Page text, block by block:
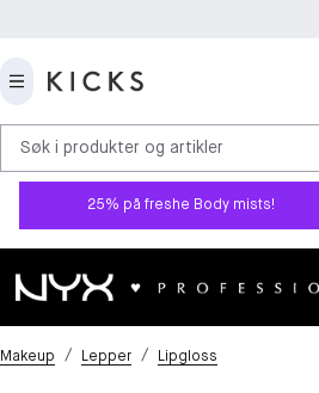
Søk i produkter og artikler
25% på freshe Body mists!
Makeup / Lepper / Lipgloss